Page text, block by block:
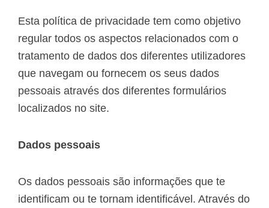
Esta política de privacidade tem como objetivo
regular todos os aspectos relacionados com o
tratamento de dados dos diferentes utilizadores
que navegam ou fornecem os seus dados
pessoais através dos diferentes formulários
localizados no site.
Dados pessoais
Os dados pessoais são informações que te
identificam ou te tornam identificável. Através do